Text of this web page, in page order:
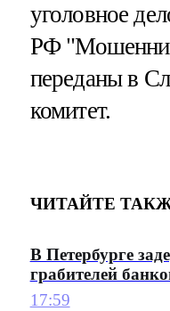
уголовное
РФ
переданы в
комитет.
ЧИТАЙТЕ
В Петербурге
грабителей
17:59